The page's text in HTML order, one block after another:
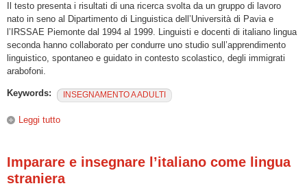
Il testo presenta i risultati di una ricerca svolta da un gruppo di lavoro
nato in seno al Dipartimento di Linguistica dell’Università di Pavia e
l’IRSSAE Piemonte dal 1994 al 1999. Linguisti e docenti di italiano lingua
seconda hanno collaborato per condurre uno studio sull’apprendimento
linguistico, spontaneo e guidato in contesto scolastico, degli immigrati
arabofoni.
Keywords: INSEGNAMENTO A ADULTI
Leggi tutto
Imparare e insegnare l’italiano come lingua
straniera